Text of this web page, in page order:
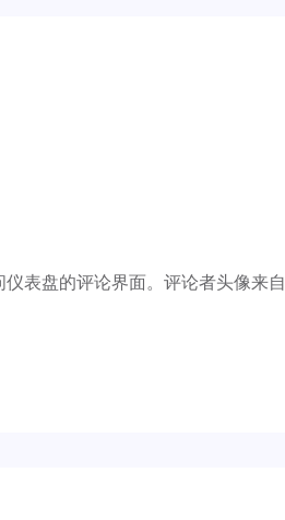
表盘的评论界面。评论者头像来自